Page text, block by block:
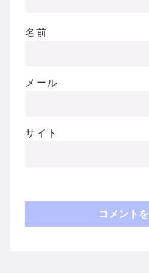
名前
メール
サイト